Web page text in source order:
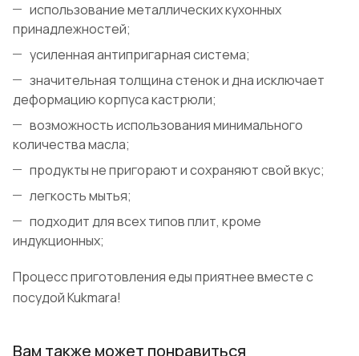
использование металлических кухонных
принадлежностей;
усиленная антипригарная система;
значительная толщина стенок и дна исключает
деформацию корпуса кастрюли;
возможность использования минимального
количества масла;
продукты не пригорают и сохраняют свой вкус;
легкость мытья;
подходит для всех типов плит, кроме
индукционных;
Процесс приготовления еды приятнее вместе с
посудой Kukmara!
Вам также может понравиться